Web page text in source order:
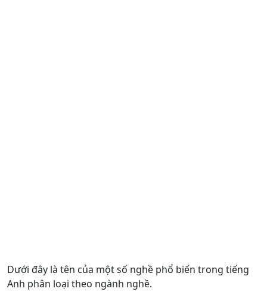
Dưới đây là tên của một số nghề phổ biến trong tiếng
Anh phân loại theo ngành nghề.